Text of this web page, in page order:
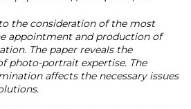
the consideration of the most
appointment and production of
The paper reveals the
photo-portrait expertise. The
affects the necessary issues